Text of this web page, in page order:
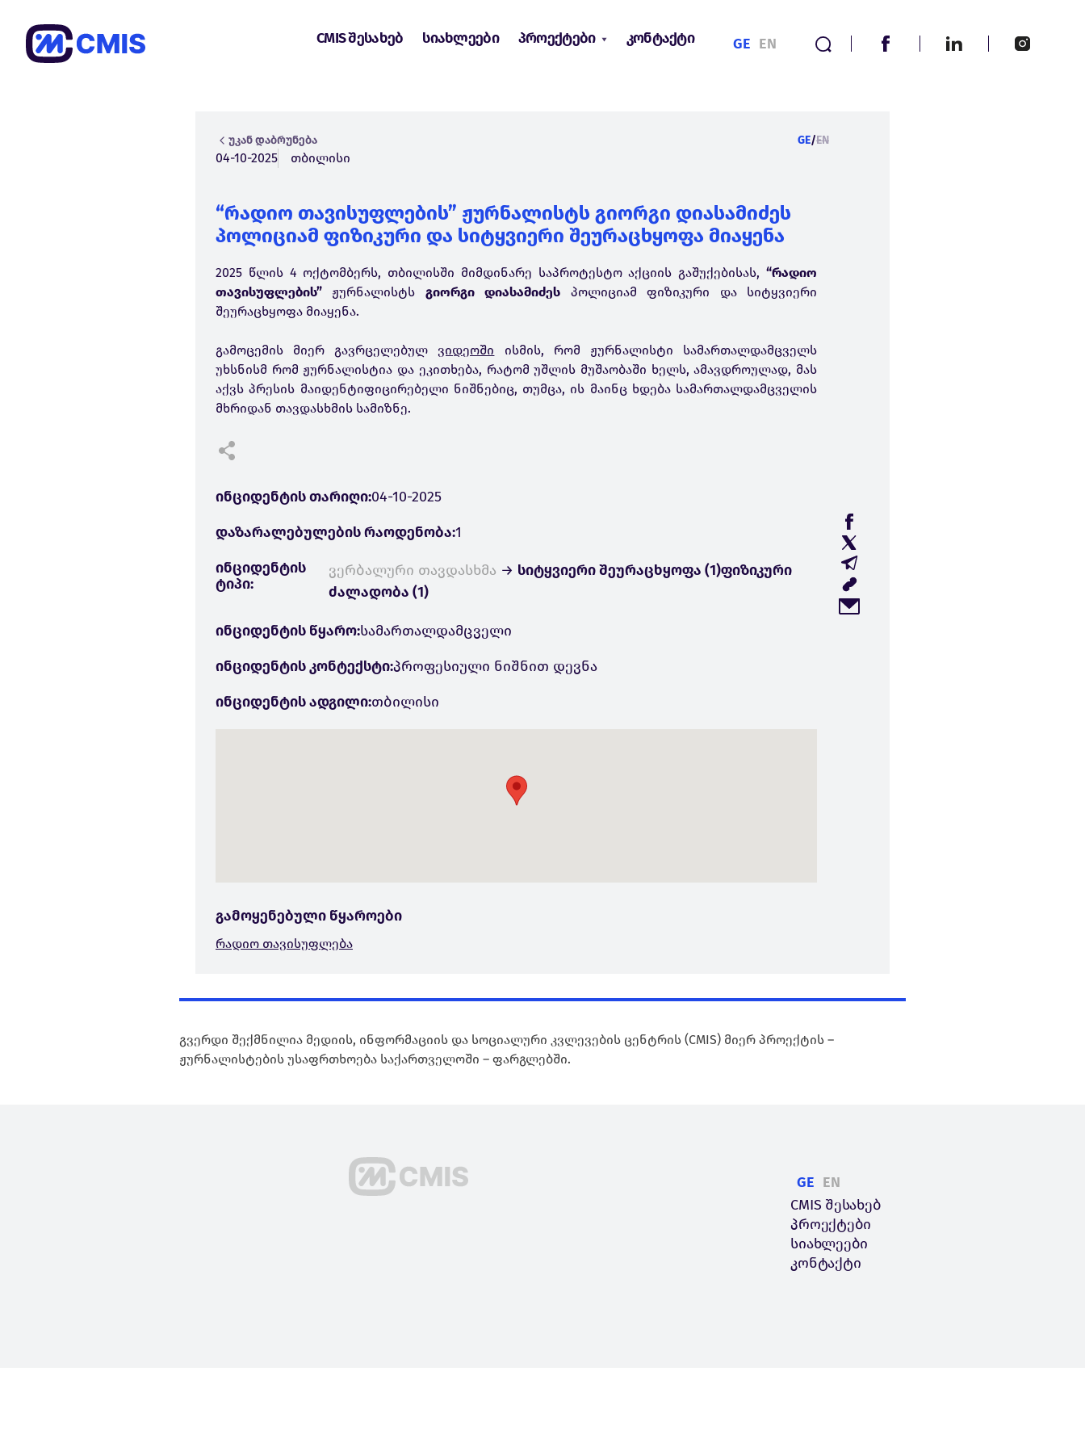
CMIS შესახებ სიახლეები პროექტები კონტაქტი GE EN
უკან დაბრუნება GE/EN
04-10-2025 თბილისი
“რადიო თავისუფლების” ჟურნალისტს გიორგი დიასამიძეს
პოლიციამ ფიზიკური და სიტყვიერი შეურაცხყოფა მიაყენა
2025 წლის 4 ოქტომბერს, თბილისში მიმდინარე საპროტესტო აქციის გაშუქებისას, “რადიო
თავისუფლების” ჟურნალისტს გიორგი დიასამიძეს პოლიციამ ფიზიკური და სიტყვიერი
შეურაცხყოფა მიაყენა.
გამოცემის მიერ გავრცელებულ ვიდეოში ისმის, რომ ჟურნალისტი სამართალდამცველს
უხსნისმ რომ ჟურნალისტია და ეკითხება, რატომ უშლის მუშაობაში ხელს, ამავდროულად, მას
აქვს პრესის მაიდენტიფიცირებელი ნიშნებიც, თუმცა, ის მაინც ხდება სამართალდამცველის
მხრიდან თავდასხმის სამიზნე.
ინციდენტის თარიღი:04-10-2025
დაზარალებულების რაოდენობა:1
ინციდენტის
ტიპი:
ვერბალური თავდასხმა → სიტყვიერი შეურაცხყოფა (1)ფიზიკური
ძალადობა (1)
ინციდენტის წყარო:სამართალდამცველი
ინციდენტის კონტექსტი:პროფესიული ნიშნით დევნა
ინციდენტის ადგილი:თბილისი
გამოყენებული წყაროები
რადიო თავისუფლება
გვერდი შექმნილია მედიის, ინფორმაციის და სოციალური კვლევების ცენტრის (CMIS) მიერ პროექტის –
ჟურნალისტების უსაფრთხოება საქართველოში – ფარგლებში.
GE EN
CMIS შესახებ
პროექტები
სიახლეები
კონტაქტი